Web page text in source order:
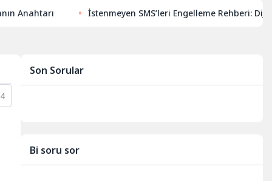
İstenmeyen SMS’leri Engelleme Rehberi: Dijital
4
Son Sorular
Bi soru sor